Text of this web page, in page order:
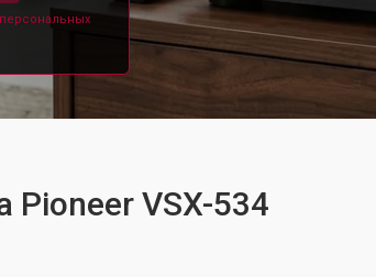
персональных
Pioneer VSX-534